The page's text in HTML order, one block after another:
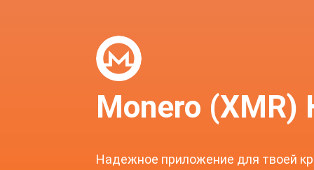
Monero
Надежное приложение для твоей